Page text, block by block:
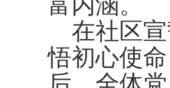
在社区宣
悟初心使